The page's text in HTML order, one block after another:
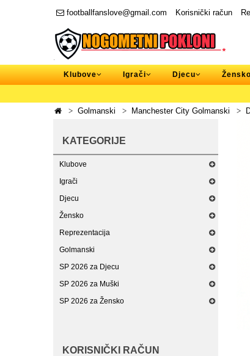
footballfanslove@gmail.com Korisnički račun
Klubove Igrači Djecu Žensko
Golmanski Manchester City Golmanski
KATEGORIJE
Klubove
Igrači
Djecu
Žensko
Reprezentacija
Golmanski
SP 2026 za Djecu
SP 2026 za Muški
SP 2026 za Žensko
KORISNIČKI RAČUN